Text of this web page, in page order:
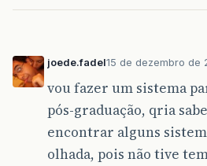
joede.fadel15 de dezembro de
vou fazer um sistema
pós-graduação, qria
encontrar alguns
olhada, pois não tive